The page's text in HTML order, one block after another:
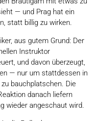
— und Prag hat ein
statt billig zu wirken.
aus gutem Grund: Der
Instruktor
und davon überzeugt,
— nur um stattdessen in
bauchplatschen. Die
danach liefern
wieder angeschaut wird.